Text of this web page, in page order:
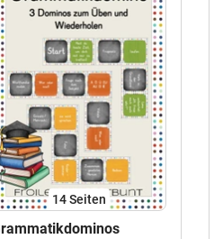
14Seiten